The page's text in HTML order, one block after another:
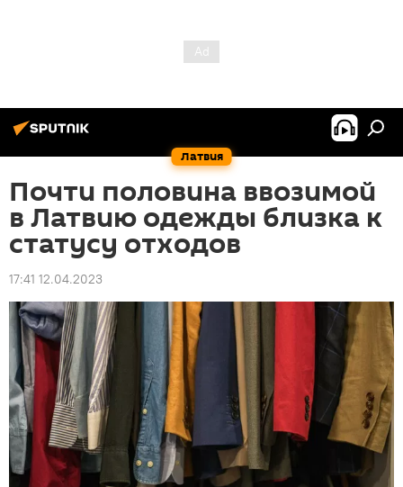
Латвия
Почти половина ввозимой
в Латвию одежды близка к
статусу отходов
17:41 12.04.2023